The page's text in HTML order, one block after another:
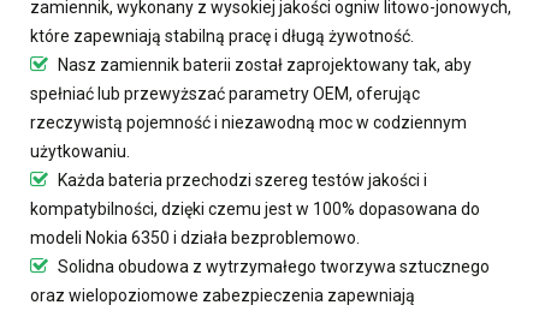
zamiennik, wykonany z wysokiej jakości ogniw litowo-jonowych,
które zapewniają stabilną pracę i długą żywotność.
Nasz zamiennik baterii został zaprojektowany tak, aby
spełniać lub przewyższać parametry OEM, oferując
rzeczywistą pojemność i niezawodną moc w codziennym
użytkowaniu.
Każda bateria przechodzi szereg testów jakości i
kompatybilności, dzięki czemu jest w 100% dopasowana do
modeli Nokia 6350 i działa bezproblemowo.
Solidna obudowa z wytrzymałego tworzywa sztucznego
oraz wielopoziomowe zabezpieczenia zapewniają